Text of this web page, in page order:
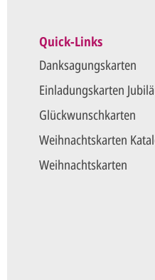
Quick-Links
Danksagungskarten
Einladungskarten
Glückwunschkarten
Weihnachtskarten
Weihnachtskarten